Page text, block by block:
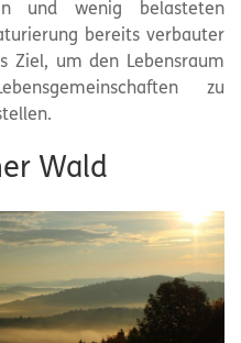
und wenig belasteten
bereits verbauter
Ziel, um den Lebensraum
zu
Wald